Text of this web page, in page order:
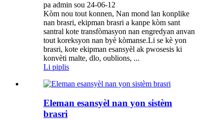
pa admin sou 24-06-12
Kòm nou tout konnen, Nan mond lan konplike
nan brasri, ekipman brasri a kanpe kòm sant
santral kote transfòmasyon nan engredyan anvan
tout koreksyon nan byè kòmanse.Li se kè yon
brasri, kote ekipman esansyèl ak pwosesis ki
konvèti malte, dlo, oublions, ...
Li piplis
Eleman esansyèl nan yon sistèm
brasri